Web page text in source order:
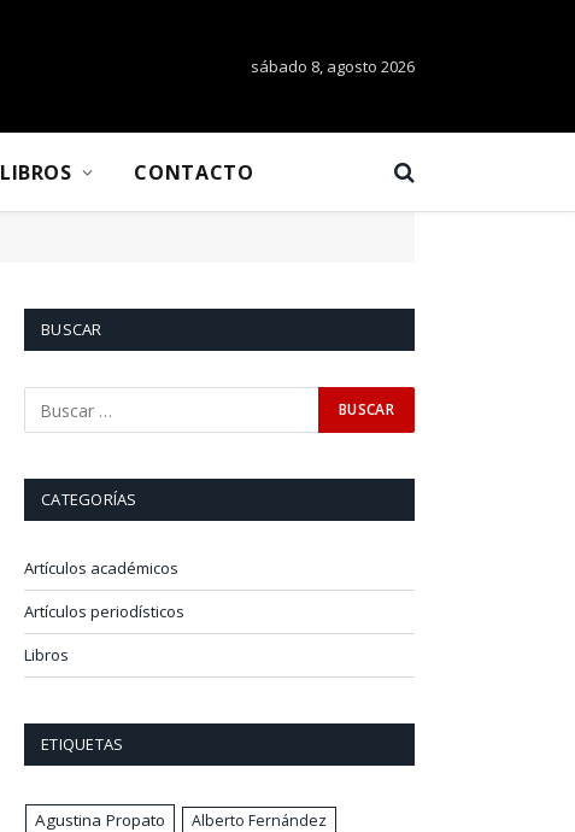
sábado 8, agosto 2026
LIBROS CONTACTO
BUSCAR
CATEGORÍAS
Artículos académicos
Artículos periodísticos
Libros
ETIQUETAS
Agustina Propato Alberto Fernández